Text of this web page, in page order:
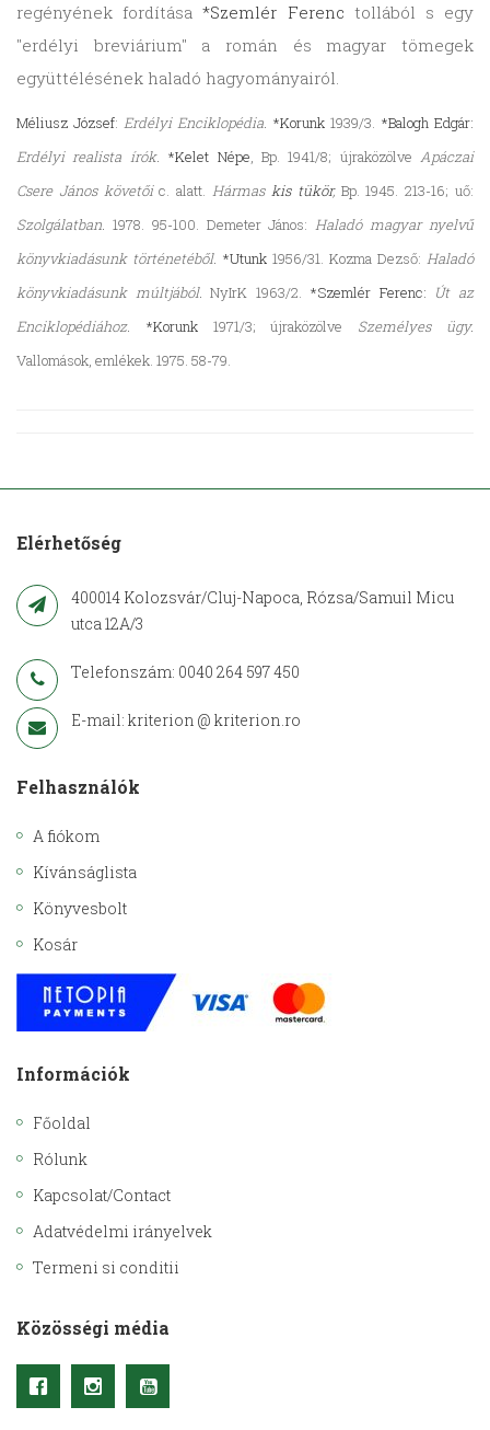
regényének fordítása*Szemlér Ferenc tollából s egy
"erdélyi breviárium" a román és magyar tömegek
együttélésének haladó hagyományairól.
Méliusz József: Erdélyi Enciklopédia. *Korunk 1939/3. *Balogh Edgár:
Erdélyi realista írók. *Kelet Népe, Bp. 1941/8; újraközölve Apáczai
Csere János követőic. alatt.Hármas kis tükör,Bp. 1945. 213-16; uő:
Szolgálatban. 1978. 95-100. Demeter János:Haladó magyar nyelvű
könyvkiadásunk történetéből. *Utunk 1956/31. Kozma Dezső: Haladó
könyvkiadásunk múltjából. NyIrK 1963/2. *Szemlér Ferenc: Út az
Enciklopédiához.
*Korunk1971/3; újraközölve Személyes ügy.
Vallomások, emlékek. 1975. 58-79.
Elérhetőség
400014 Kolozsvár/Cluj-Napoca, Rózsa/Samuil Micu
utca 12A/3
Telefonszám: 0040 264 597 450
E-mail: kriterion @ kriterion.ro
Felhasználók
A fiókom
Kívánságlista
Könyvesbolt
Kosár
Információk
Főoldal
Rólunk
Kapcsolat/Contact
Adatvédelmi irányelvek
Termeni si conditii
Közösségi média